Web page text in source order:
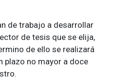
de trabajo a desarrollar
de tesis que se elija,
de ello se realizará
plazo no mayor a doce